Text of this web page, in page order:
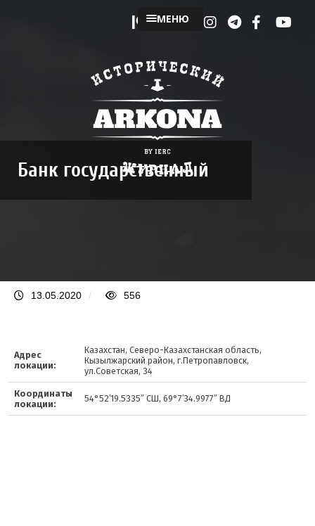
МЕНЮ
Банк государственный
13.05.2020 / 556
Адрес
локации:
Казахстан, Северо-Казахстанская область,
Кызылжарский район, г.Петропавловск,
ул.Советская, 34
Координаты
локации:
54°52′19.5335″ СШ, 69°7′34.9977″ ВД